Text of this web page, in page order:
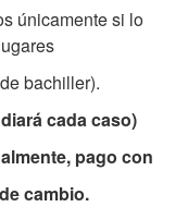
únicamente si lo
bachiller).
cada caso)
pago con
cambio.